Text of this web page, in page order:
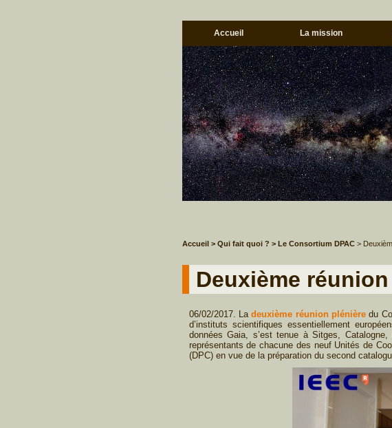
Accueil La mission
Accueil > Qui fait quoi ? > Le Consortium DPAC >
Deuxième
06/02/2017. Ladeuxième réunion plénière du
d’instituts scientifiques essentiellement
données Gaia, s’est tenue à Sitges,
représentants de chacune des neuf Unités de
(DPC) en vue de la préparation du second